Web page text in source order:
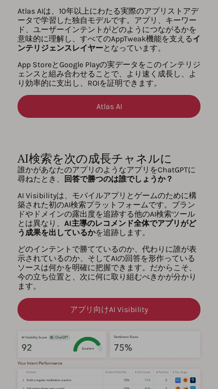
Atlas AIは、10年以上にわたる実際のアプリストアデ
ータで学習した独自モデルです。アプリ、キーワー
ド、ユーザーインテントがどのようにつながるかを
意味的に理解し、すべてのAppTweak機能を支えるイ
ンテリジェンスレイヤーとなっています。
App StoreとGoogle Playの実データをこのインテリジ
ェンスと組み合わせることで、より速く成長し、よ
り効率的に支出し、ROIを証明できます。
Atlas AI
AI検索を次の成長チャネルに
誰かがあなたのアプリのようなアプリをChatGPTに
尋ねたとき、
回答で勝つのは誰でしょうか？
AI Visibilityは、モバイルアプリとゲームのために構
築された初のAI検索プラットフォームです。ブラン
ドやドメインの露出度を追跡する他のAI検索ツール
とは異なり、 AI主導のレコメンド全体でアプリがど
う成果を出しているかを追跡します。
どのインテントで勝てているのか、代わりに誰が表
示されているのか、そしてAIの回答を形作っている
ソースは何かを明確に把握できます。だからこそ、
今の立ち位置と、次に何に取り組むべきかが分かり
ます。
アプリ向けAI Visibility